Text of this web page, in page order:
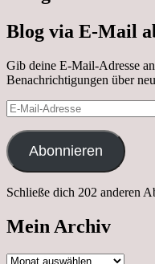
Blog via E-Mail
Gib deine E-Mail-Adresse
Benachrichtigungen über
E-
Mail-
Adresse
Abonnieren
Schließe dich 202 anderen
Mein Archiv
Mein